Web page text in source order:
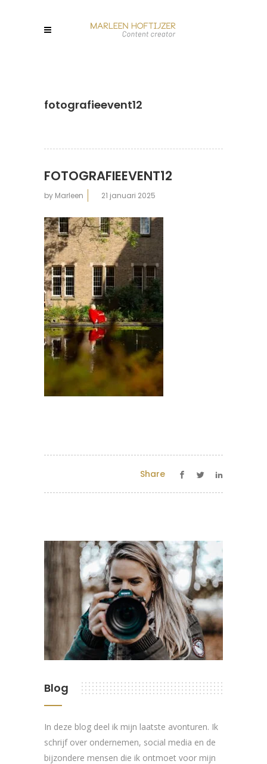
fotografieevent12
FOTOGRAFIEEVENT12
by Marleen 21 januari 2025
Share
Blog
In deze blog deel ik mijn laatste avonturen. Ik
schrijf over ondernemen, social media en de
bijzondere mensen die ik ontmoet voor mijn